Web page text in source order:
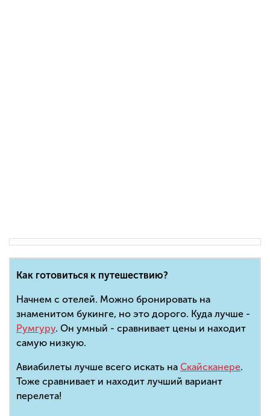
Как готовиться к путешествию?
Начнем с отелей. Можно бронировать на
знаменитом букинге, но это дорого. Куда лучше -
Румгуру. Он умный - сравнивает цены и находит
самую низкую.
Авиабилеты лучше всего искать на Скайсканере.
Тоже сравнивает и находит лучший вариант
перелета!